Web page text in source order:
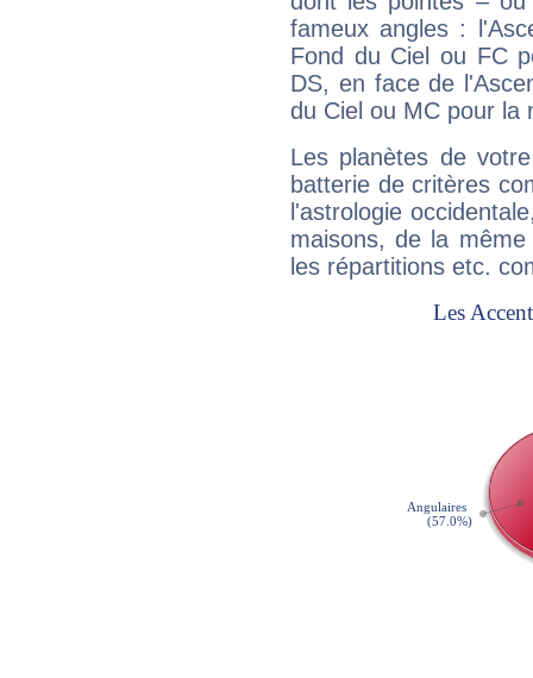
fameux angles :
Fond du Ciel ou FC
DS, en face de
du Ciel ou MC pour la
Les planètes de
batterie de critères
l'astrologie
maisons, de la
les répartitions etc.